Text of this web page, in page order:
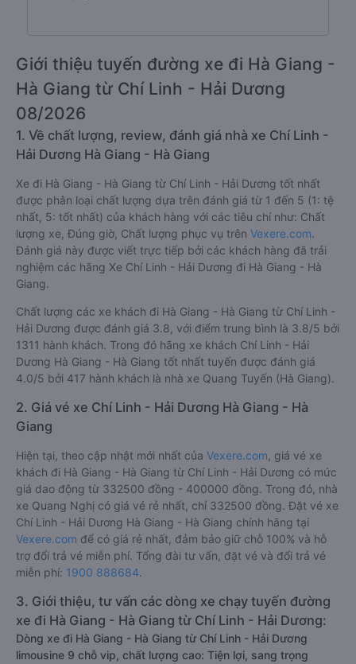
Giới thiệu tuyến đường xe đi Hà Giang -
Hà Giang từ Chí Linh - Hải Dương
08/2026
1. Về chất lượng, review, đánh giá nhà xe Chí Linh -
Hải Dương Hà Giang - Hà Giang
Xe đi Hà Giang - Hà Giang từ Chí Linh - Hải Dương tốt nhất
được phân loại chất lượng dựa trên đánh giá từ 1 đến 5 (1: tệ
nhất, 5: tốt nhất) của khách hàng với các tiêu chí như: Chất
lượng xe, Đúng giờ, Chất lượng phục vụ trên Vexere.com.
Đánh giá này được viết trực tiếp bởi các khách hàng đã trải
nghiệm các hãng Xe Chí Linh - Hải Dương đi Hà Giang - Hà
Giang.
Chất lượng các xe khách đi Hà Giang - Hà Giang từ Chí Linh -
Hải Dương được đánh giá 3.8, với điểm trung bình là 3.8/5 bởi
1311 hành khách. Trong đó hãng xe khách Chí Linh - Hải
Dương Hà Giang - Hà Giang tốt nhất tuyến được đánh giá
4.0/5 bởi 417 hành khách là nhà xe Quang Tuyến (Hà Giang).
2. Giá vé xe Chí Linh - Hải Dương Hà Giang - Hà
Giang
Hiện tại, theo cập nhật mới nhất của Vexere.com , giá vé xe
khách đi Hà Giang - Hà Giang từ Chí Linh - Hải Dương có mức
giá dao động từ 332500 đồng - 400000 đồng. Trong đó, nhà
xe Quang Nghị có giá vé rẻ nhất, chỉ 332500 đồng. Đặt vé xe
Chí Linh - Hải Dương Hà Giang - Hà Giang chính hãng tại
Vexere.com để có giá rẻ nhất, đảm bảo giữ chỗ 100% và hỗ
trợ đổi trả vé miễn phí. Tổng đài tư vấn, đặt vé và đổi trả vé
miễn phí: 1900 888684.
3. Giới thiệu, tư vấn các dòng xe chạy tuyến đường
xe đi Hà Giang - Hà Giang từ Chí Linh - Hải Dương:
Dòng xe đi Hà Giang - Hà Giang từ Chí Linh - Hải Dương
limousine 9 chỗ vip, chất lượng cao: Tiện lợi, sang trọng